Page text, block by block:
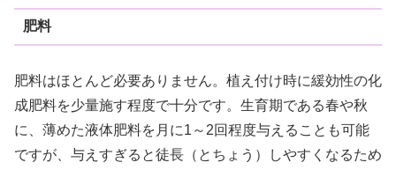
肥料
肥料はほとんど必要ありません。植え付け時に緩効性の化
成肥料を少量施す程度で十分です。生育期である春や秋
に、薄めた液体肥料を月に1～2回程度与えることも可能
ですが、与えすぎると徒長（とちょう）しやすくなるため